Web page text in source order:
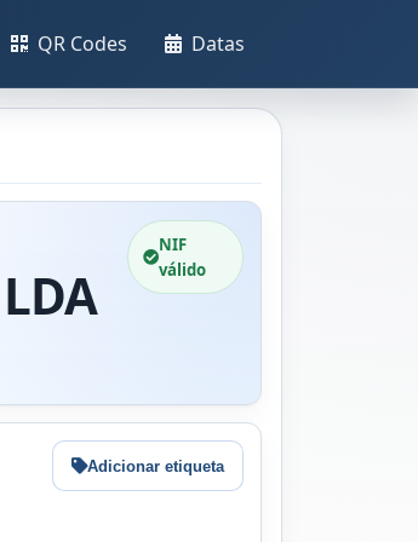
QR Codes Datas
NIF
válido
Adicionar etiqueta